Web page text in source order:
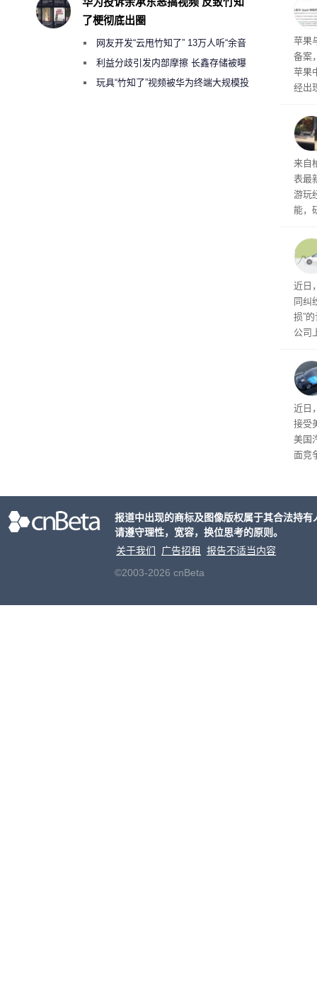
前受
保
了
苹果
备案
苹果
经出
内
来自
表最
游玩
能，
训练
近日
同纠
损”
公司
事
给
近日
接受
美国
面竞
了梗彻底出圈
网友开发“云甩竹知了” 13万人听“余音
绕梁”利益分歧引发内部摩擦 长鑫存储被曝
曾将华为驻场工程师驱逐出研发基地
玩具“竹知了”视频被华为终端大规模投
报道中出现的商标及图像版权属于其合法持
请遵守理性，宽容，换位思考的原则。
关于我们
广告招租
报告不适当内容
©2003-2026 cnBeta